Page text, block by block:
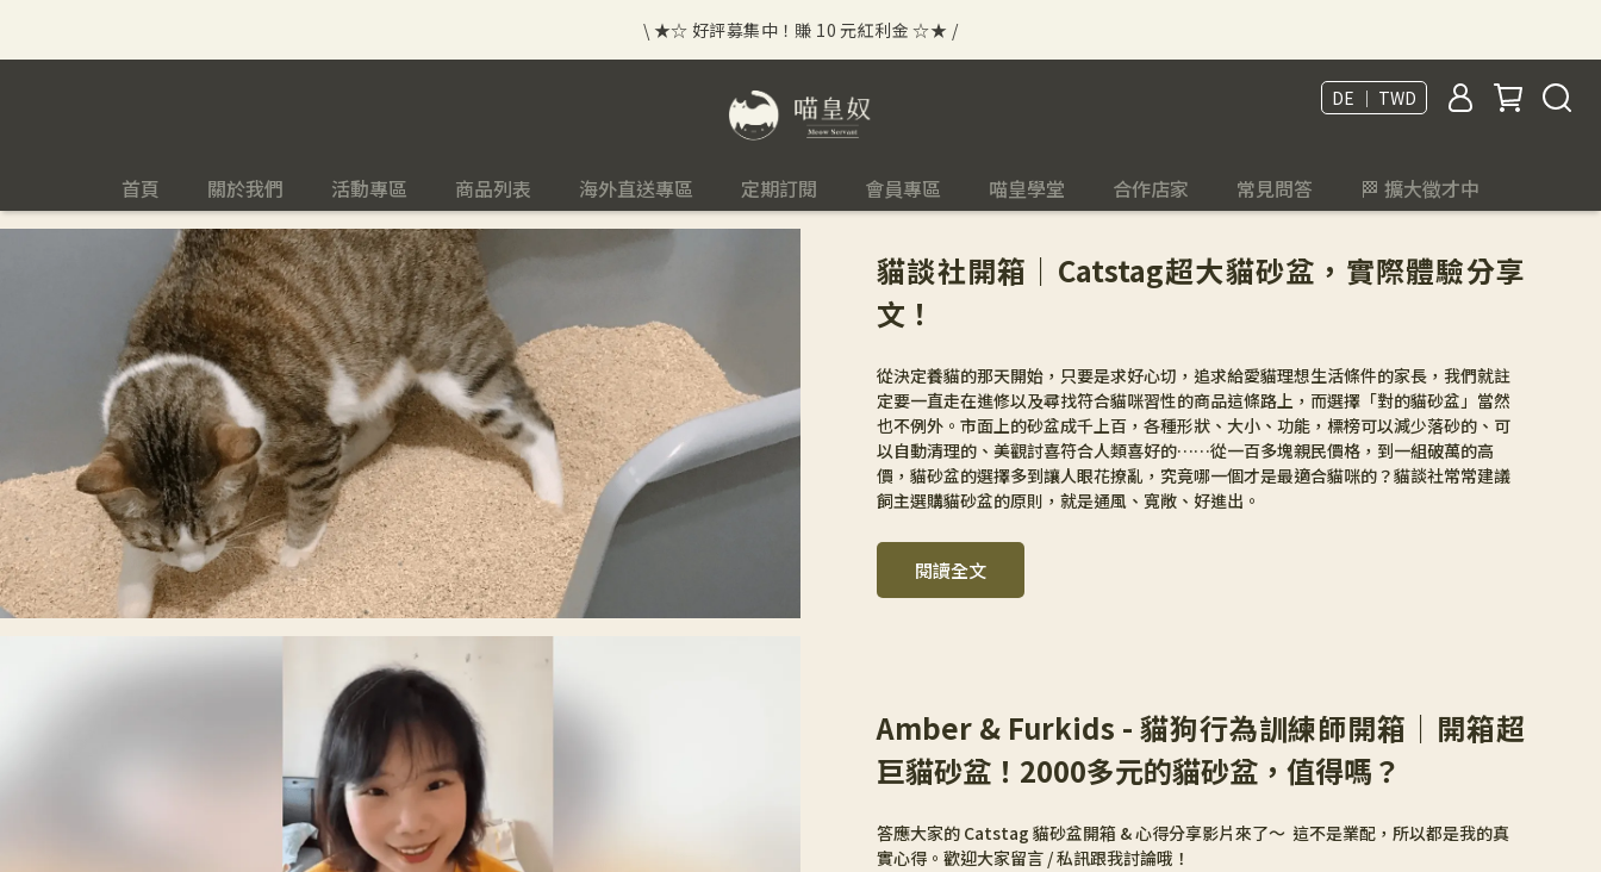
\ ★☆ 好評募集中！賺 10 元紅利金 ☆★ /
⟡⣠𝘄𝗲𝗹𝗰𝗼𝗺𝗲 ⁘ 新會員贈 50 元紅利金 DE ｜ TWD
首頁 關於我們 活動專區 商品列表 海外直送專區 定期訂閱 會員專區 喵皇學堂 合作店家 常見問答 🏁 擴大徵才中
貓談社開箱｜Catstag超大貓砂盆，實際體驗分享
文！
從決定養貓的那天開始，只要是求好心切，追求給愛貓理想生活條件的家長，我們就註
定要一直走在進修以及尋找符合貓咪習性的商品這條路上，而選擇「對的貓砂盆」當然
也不例外。市面上的砂盆成千上百，各種形狀、大小、功能，標榜可以減少落砂的、可
以自動清理的、美觀討喜符合人類喜好的……從一百多塊親民價格，到一組破萬的高
價，貓砂盆的選擇多到讓人眼花撩亂，究竟哪一個才是最適合貓咪的？貓談社常常建議
飼主選購貓砂盆的原則，就是通風、寬敞、好進出。
閱讀全文
Amber & Furkids - 貓狗行為訓練師開箱｜開箱超
巨貓砂盆！2000多元的貓砂盆，值得嗎？
答應大家的 Catstag 貓砂盆開箱 & 心得分享影片來了～  這不是業配，所以都是我的真
實心得。歡迎大家留言 / 私訊跟我討論哦！